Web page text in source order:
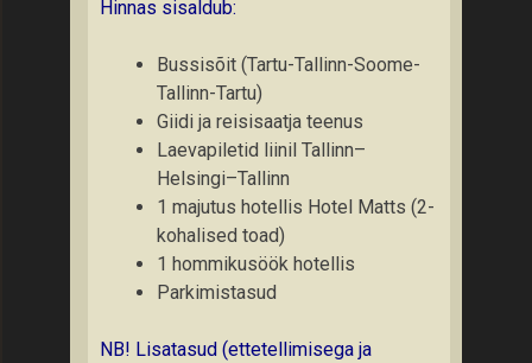
Hinnas sisaldub:
Bussisõit (Tartu-Tallinn-Soome-
Tallinn-Tartu)
Giidi ja reisisaatja teenus
Laevapiletid liinil Tallinn–
Helsingi–Tallinn
1 majutus hotellis Hotel Matts (2-
kohalised toad)
1 hommikusöök hotellis
Parkimistasud
NB! Lisatasud (ettetellimisega ja